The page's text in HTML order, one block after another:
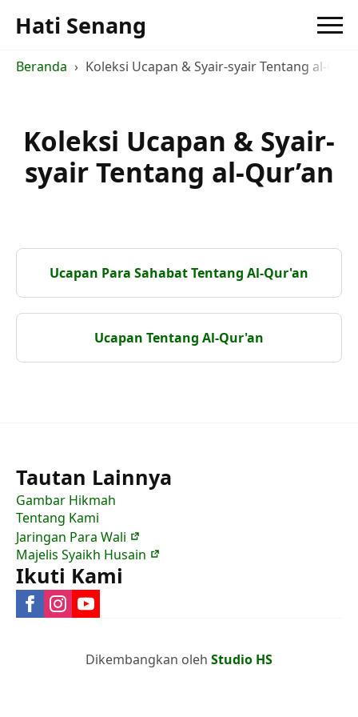
Hati Senang
Beranda Koleksi Ucapan & Syair-syair Tentang al-
Koleksi Ucapan & Syair-
syair Tentang al-Qur’an
Ucapan Para Sahabat Tentang Al-Qur'an
Ucapan Tentang Al-Qur'an
Tautan Lainnya
Gambar Hikmah
Tentang Kami
Jaringan Para Wali
Majelis Syaikh Husain
Ikuti Kami
Dikembangkan oleh Studio HS